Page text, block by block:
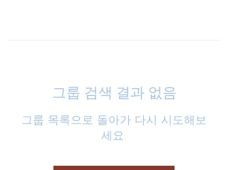
그룹 검색 결과 없음
그룹 목록으로 돌아가 다시 시도해보
세요.